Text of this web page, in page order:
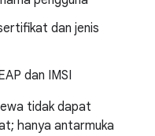
dan jenis
dan IMSI
tidak dapat
hanya antarmuka